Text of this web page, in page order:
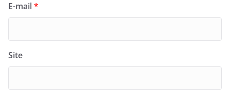
E-mail*
Site